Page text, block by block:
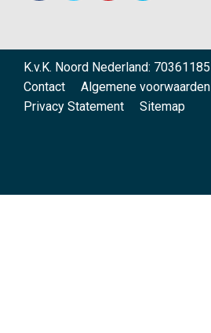
K.v.K. Noord Nederland: 70361185
Contact
Algemene voorwaarden
Privacy Statement
Sitemap